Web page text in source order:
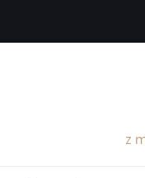
z